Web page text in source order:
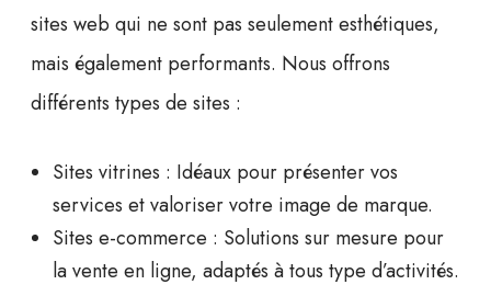
sites web qui ne sont pas seulement esthétiques,
mais également performants. Nous offrons
différents types de sites :
Sites vitrines : Idéaux pour présenter vos
services et valoriser votre image de marque.
Sites e-commerce : Solutions sur mesure pour
la vente en ligne, adaptés à tous type d’activités.